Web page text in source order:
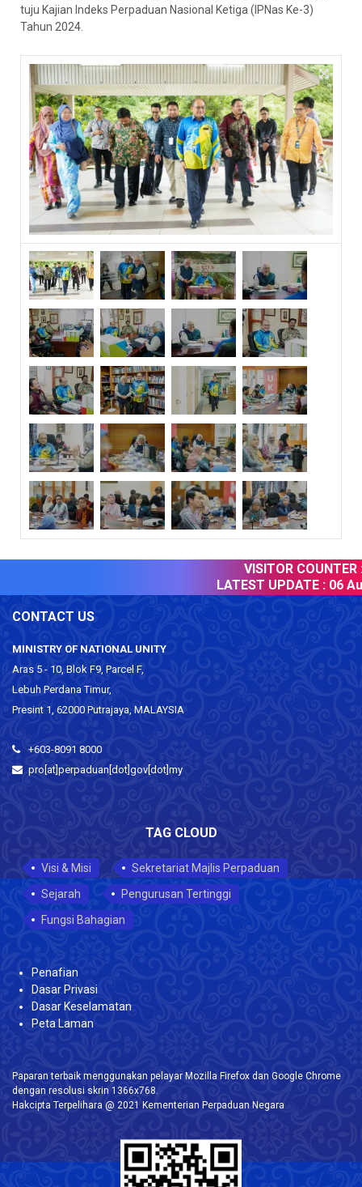
tuju Kajian Indeks Perpaduan Nasional Ketiga (IPNas Ke-3)
Tahun 2024.
VISITOR COUNTER :
LATEST UPDATE : 06
CONTACT US
MINISTRY OF NATIONAL UNITY
Aras 5 - 10, Blok F9, Parcel F,
Lebuh Perdana Timur,
Presint 1, 62000 Putrajaya, MALAYSIA
+603-8091 8000
pro[at]perpaduan[dot]gov[dot]my
TAG CLOUD
Visi & Misi
Sekretariat Majlis Perpaduan
Sejarah
Pengurusan Tertinggi
Fungsi Bahagian
Penafian
Dasar Privasi
Dasar Keselamatan
Peta Laman
Paparan terbaik menggunakan pelayar Mozilla Firefox dan Google Chrome
dengan resolusi skrin 1366x768.
Hakcipta Terpelihara @ 2021 Kementerian Perpaduan Negara